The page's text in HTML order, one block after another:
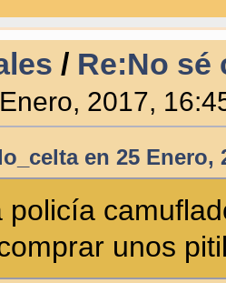
/ Re:No sé
2017,
en 25 Enero,
policía
unos